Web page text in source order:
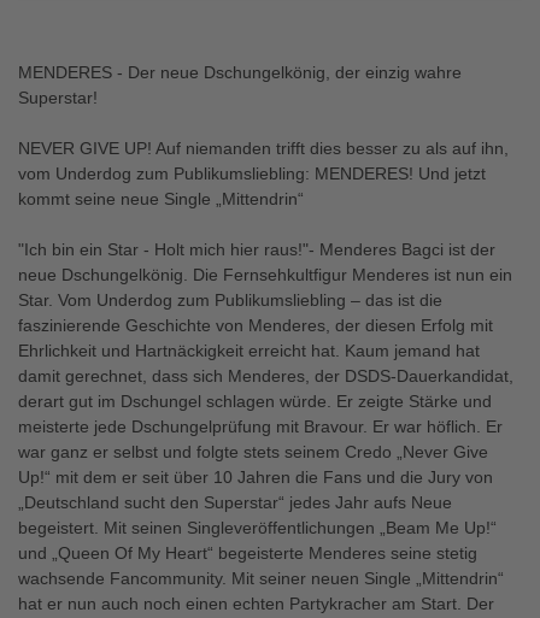
MENDERES - Der neue Dschungelkönig, der einzig wahre
Superstar!
NEVER GIVE UP! Auf niemanden trifft dies besser zu als auf ihn,
vom Underdog zum Publikumsliebling: MENDERES! Und jetzt
kommt seine neue Single „Mittendrin“
"Ich bin ein Star - Holt mich hier raus!"- Menderes Bagci ist der
neue Dschungelkönig. Die Fernsehkultfigur Menderes ist nun ein
Star. Vom Underdog zum Publikumsliebling – das ist die
faszinierende Geschichte von Menderes, der diesen Erfolg mit
Ehrlichkeit und Hartnäckigkeit erreicht hat. Kaum jemand hat
damit gerechnet, dass sich Menderes, der DSDS-Dauerkandidat,
derart gut im Dschungel schlagen würde. Er zeigte Stärke und
meisterte jede Dschungelprüfung mit Bravour. Er war höflich. Er
war ganz er selbst und folgte stets seinem Credo „Never Give
Up!“ mit dem er seit über 10 Jahren die Fans und die Jury von
„Deutschland sucht den Superstar“ jedes Jahr aufs Neue
begeistert. Mit seinen Singleveröffentlichungen „Beam Me Up!“
und „Queen Of My Heart“ begeisterte Menderes seine stetig
wachsende Fancommunity. Mit seiner neuen Single „Mittendrin“
hat er nun auch noch einen echten Partykracher am Start. Der